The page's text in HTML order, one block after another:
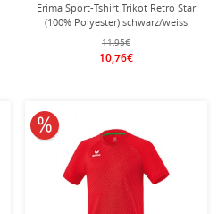
Erima Sport-Tshirt Trikot Retro Star
(100% Polyester) schwarz/weiss
Herren
11,95€
10,76€
10% reduziert